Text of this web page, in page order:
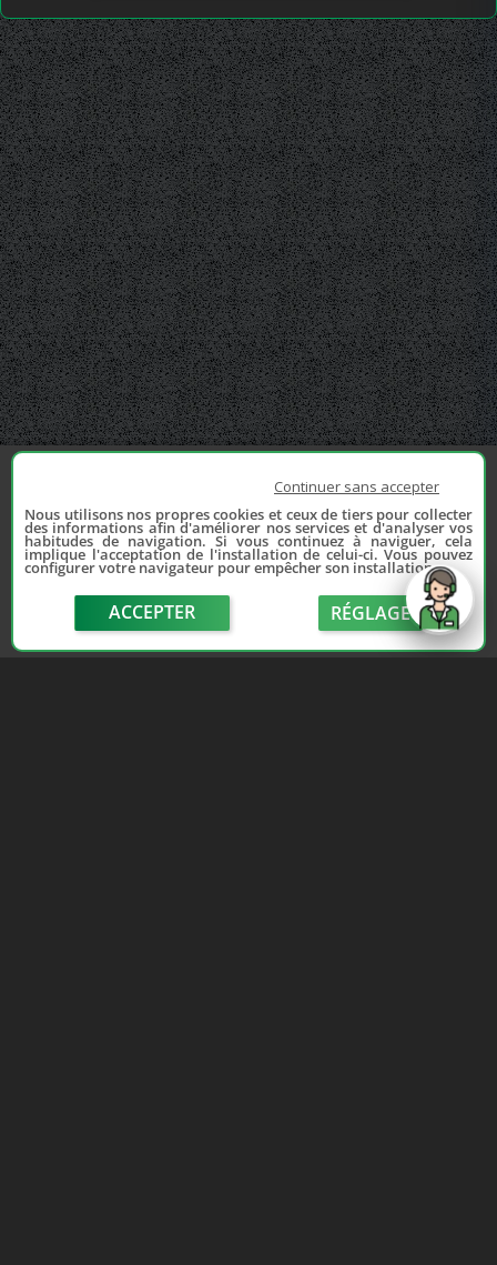
Continuer sans accepter
Nous utilisons nos propres cookies et ceux de tiers pour collecter
des informations afin d'améliorer nos services et d'analyser vos
habitudes de navigation. Si vous continuez à naviguer, cela
implique l'acceptation de l'installation de celui-ci. Vous pouvez
configurer votre navigateur pour empêcher son installation.
ACCEPTER RÉGLAGE